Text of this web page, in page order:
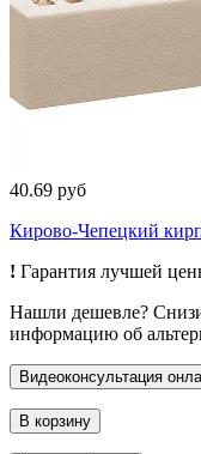
40.69 руб
Кирово-Чепецкий
! Гарантия лучшей
Нашли дешевле?
информацию об